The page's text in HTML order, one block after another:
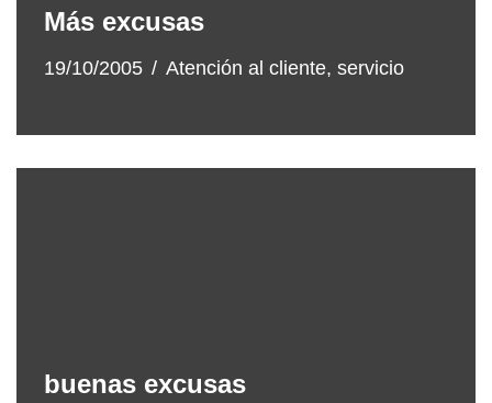
Más excusas
19/10/2005 Atención al cliente, servicio
buenas excusas